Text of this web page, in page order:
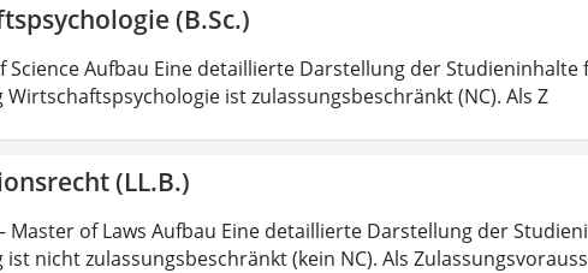
(B.Sc.)
Science Aufbau Eine detaillierte Darstellung der Studieninhalte
Wirtschaftspsychologie ist zulassungsbeschränkt (NC). Als Z
(LL.B.)
Master of Laws Aufbau Eine detaillierte Darstellung der
ist nicht zulassungsbeschränkt (kein NC). Als